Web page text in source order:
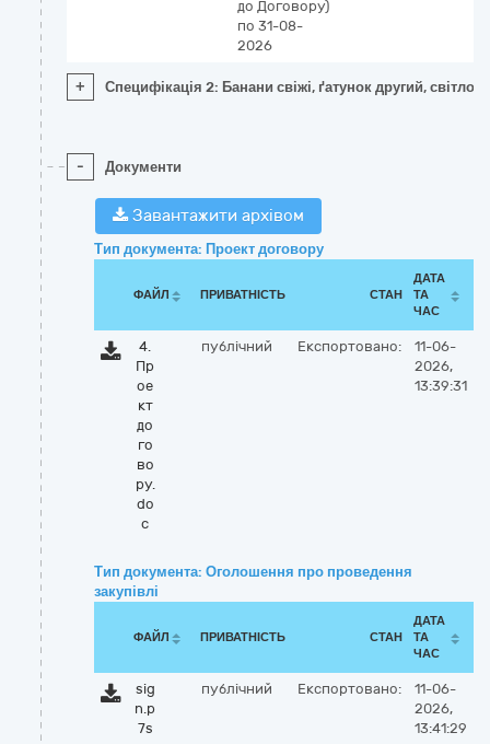
до Договору)
по 31-08-
2026
+ Специфікація 2: Банани свіжі, ґатунок другий,
- Документи
Завантажити архівом
Тип документа: Проект договору
ФАЙЛ ПРИВАТНІСТЬ СТАН
ДАТА
ТА
ЧАС
4.
Пр
ое
кт
до
го
во
ру.
do
c
публічний Експортовано:
11-06-
2026,
13:39:31
Тип документа: Оголошення про проведення
закупівлі
ФАЙЛ ПРИВАТНІСТЬ СТАН
ДАТА
ТА
ЧАС
sig
n.p
7s
публічний Експортовано:
11-06-
2026,
13:41:29